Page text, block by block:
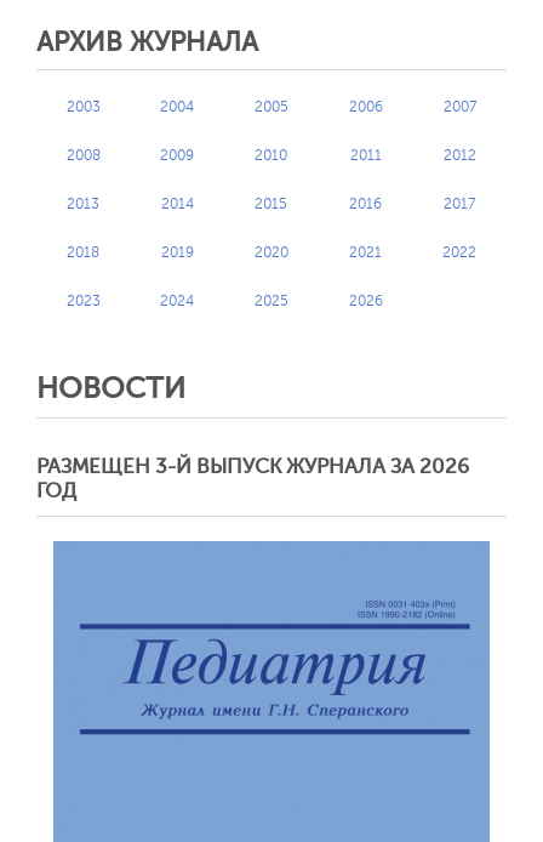
АРХИВ ЖУРНАЛА
2003 2004 2005 2006 2007
2008 2009 2010 2011 2012
2013 2014 2015 2016 2017
2018 2019 2020 2021 2022
2023 2024 2025 2026
НОВОСТИ
РАЗМЕЩЕН 3-Й ВЫПУСК ЖУРНАЛА ЗА 2026
ГОД